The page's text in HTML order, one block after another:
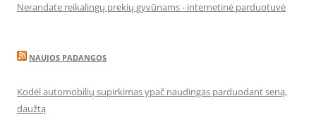
Nerandate reikalingų prekių gyvūnams - internetinė parduotuvė
NAUJOS PADANGOS
Kodėl automobilių supirkimas ypač naudingas parduodant seną,
daužtą